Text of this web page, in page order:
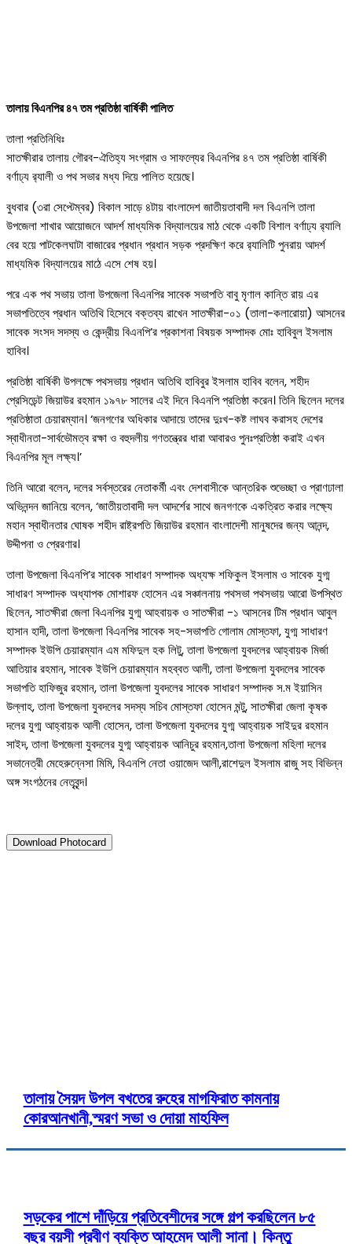
তালায় বিএনপির ৪৭ তম প্রতিষ্ঠা বার্ষিকী পালিত
তালা প্রতিনিধিঃ
সাতক্ষীরার তালায় গৌরব-ঐতিহ্য সংগ্রাম ও সাফল্যের বিএনপির ৪৭ তম প্রতিষ্ঠা বার্ষিকী
বর্ণাঢ্য র‌্যালী ও পথ সভার মধ্য দিয়ে পালিত হয়েছে।
বুধবার (৩রা সেপ্টেম্বর) বিকাল সাড়ে ৪টায় বাংলাদেশ জাতীয়তাবাদী দল বিএনপি তালা
উপজেলা শাখার আয়োজনে আদর্শ মাধ্যমিক বিদ্যালয়ের মাঠ থেকে একটি বিশাল বর্ণাঢ্য র‌্যালি
বের হয়ে পাটকেলঘাটা বাজারের প্রধান প্রধান সড়ক প্রদক্ষিণ করে র‌্যালিটি পুনরায় আদর্শ
মাধ্যমিক বিদ্যালয়ের মাঠে এসে শেষ হয়।
পরে এক পথ সভায় তালা উপজেলা বিএনপির সাবেক সভাপতি বাবু মৃণাল কান্তি রায় এর
সভাপতিত্বে প্রধান অতিথি হিসেবে বক্তব্য রাখেন সাতক্ষীরা-০১ (তালা-কলারোয়া) আসনের
সাবেক সংসদ সদস্য ও কেন্দ্রীয় বিএনপি’র প্রকাশনা বিষয়ক সম্পাদক মোঃ হাবিবুল ইসলাম
হাবিব।
প্রতিষ্ঠা বার্ষিকী উপলক্ষে পথসভায় প্রধান অতিথি হাবিবুর ইসলাম হাবিব বলেন, শহীদ
প্রেসিডেন্ট জিয়াউর রহমান ১৯৭৮ সালের এই দিনে বিএনপি প্রতিষ্ঠা করেন। তিনি ছিলেন দলের
প্রতিষ্ঠাতা চেয়ারম্যান। ‘জনগণের অধিকার আদায়ে তাদের দুঃখ-কষ্ট লাঘব করাসহ দেশের
স্বাধীনতা-সার্বভৌমত্ব রক্ষা ও বহুদলীয় গণতন্ত্রের ধারা আবারও পুনঃপ্রতিষ্ঠা করাই এখন
বিএনপির মূল লক্ষ্য।’
তিনি আরো বলেন, দলের সর্বস্তরের নেতাকর্মী এবং দেশবাসীকে আন্তরিক শুভেচ্ছা ও প্রাণঢালা
অভিনন্দন জানিয়ে বলেন, ‘জাতীয়তাবাদী দল আদর্শের সাথে জনগণকে একত্রিত করার লক্ষ্যে
মহান স্বাধীনতার ঘোষক শহীদ রাষ্ট্রপতি জিয়াউর রহমান বাংলাদেশী মানুষদের জন্য আনন্দ,
উদ্দীপনা ও প্রেরণার।
তালা উপজেলা বিএনপি’র সাবেক সাধারণ সম্পাদক অধ্যক্ষ শফিকুল ইসলাম ও সাবেক যুগ্ম
সাধারণ সম্পাদক অধ্যাপক মোশারফ হোসেন এর সঞ্চালনায় পথসভা পথসভায় আরো উপস্থিত
ছিলেন, সাতক্ষীরা জেলা বিএনপির যুগ্ম আহবায়ক ও সাতক্ষীরা -১ আসনের টিম প্রধান আবুল
হাসান হাদী, তালা উপজেলা বিএনপির সাবেক সহ-সভাপতি গোলাম মোস্তফা, যুগ্ম সাধারণ
সম্পাদক ইউপি চেয়ারম্যান এম মফিদুল হক লিটু, তালা উপজেলা যুবদলের আহ্বায়ক মির্জা
আতিয়ার রহমান, সাবেক ইউপি চেয়ারম্যান মহব্বত আলী, তালা উপজেলা যুবদলের সাবেক
সভাপতি হাফিজুর রহমান, তালা উপজেলা যুবদলের সাবেক সাধারণ সম্পাদক স.ম ইয়াসিন
উল্লাহ, তালা উপজেলা যুবদলের সদস্য সচিব মোস্তফা হোসেন মন্টু, সাতক্ষীরা জেলা কৃষক
দলের যুগ্ম আহ্বায়ক আলী হোসেন, তালা উপজেলা যুবদলের যুগ্ম আহ্বায়ক সাইদুর রহমান
সাইদ, তালা উপজেলা যুবদলের যুগ্ম আহ্বায়ক আনিচুর রহমান,তালা উপজেলা মহিলা দলের
সভানেত্রী মেহেরুন্নেসা মিমি, বিএনপি নেতা ওয়াজেদ আলী,রাশেদুল ইসলাম রাজু সহ বিভিন্ন
অঙ্গ সংগঠনের নেতৃবৃন্দ।
Download Photocard
তালায় সৈয়দ উপল বখতের রুহের মাগফিরাত কামনায়
কোরআনখানী,স্মরণ সভা ও দোয়া মাহফিল
সড়কের পাশে দাঁড়িয়ে প্রতিবেশীদের সঙ্গে গল্প করছিলেন ৮৫
বছর বয়সী প্রবীণ ব্যক্তি আহমেদ আলী সানা। কিন্তু